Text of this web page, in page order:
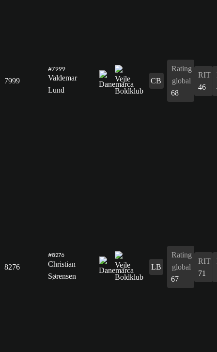
7999
#7999
Valdemar
Lund
CB
Rating
global
68
RIT
46
8276
#8276
Christian
Sørensen
LB
Rating
global
67
RIT
71